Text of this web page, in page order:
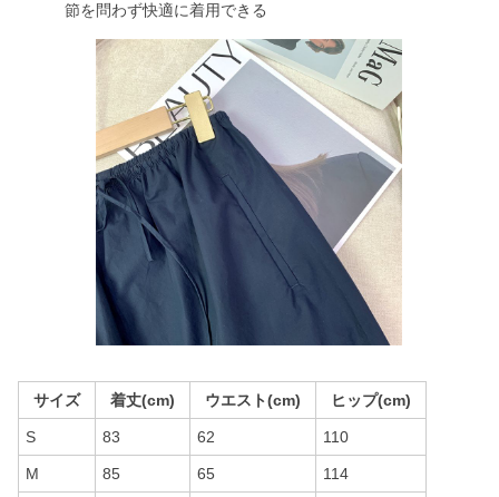
節を問わず快適に着用できる
サイズ 着丈(cm) ウエスト(cm) ヒップ(cm)
S 83 62 110
M 85 65 114